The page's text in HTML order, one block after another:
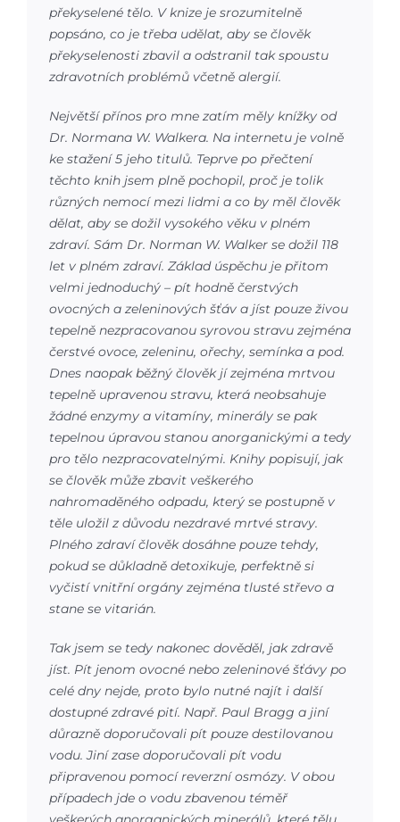
překyselené tělo. V knize je srozumitelně
popsáno, co je třeba udělat, aby se člověk
překyselenosti zbavil a odstranil tak spoustu
zdravotních problémů včetně alergií.
Největší přínos pro mne zatím měly knížky od
Dr. Normana W. Walkera. Na internetu je volně
ke stažení 5 jeho titulů. Teprve po přečtení
těchto knih jsem plně pochopil, proč je tolik
různých nemocí mezi lidmi a co by měl člověk
dělat, aby se dožil vysokého věku v plném
zdraví. Sám Dr. Norman W. Walker se dožil 118
let v plném zdraví. Základ úspěchu je přitom
velmi jednoduchý – pít hodně čerstvých
ovocných a zeleninových šťáv a jíst pouze živou
tepelně nezpracovanou syrovou stravu zejména
čerstvé ovoce, zeleninu, ořechy, semínka a pod.
Dnes naopak běžný člověk jí zejména mrtvou
tepelně upravenou stravu, která neobsahuje
žádné enzymy a vitamíny, minerály se pak
tepelnou úpravou stanou anorganickými a tedy
pro tělo nezpracovatelnými. Knihy popisují, jak
se člověk může zbavit veškerého
nahromaděného odpadu, který se postupně v
těle uložil z důvodu nezdravé mrtvé stravy.
Plného zdraví člověk dosáhne pouze tehdy,
pokud se důkladně detoxikuje, perfektně si
vyčistí vnitřní orgány zejména tlusté střevo a
stane se vitarián.
Tak jsem se tedy nakonec dověděl, jak zdravě
jíst. Pít jenom ovocné nebo zeleninové šťávy po
celé dny nejde, proto bylo nutné najít i další
dostupné zdravé pití. Např. Paul Bragg a jiní
důrazně doporučovali pít pouze destilovanou
vodu. Jiní zase doporučovali pít vodu
připravenou pomocí reverzní osmózy. V obou
případech jde o vodu zbavenou téměř